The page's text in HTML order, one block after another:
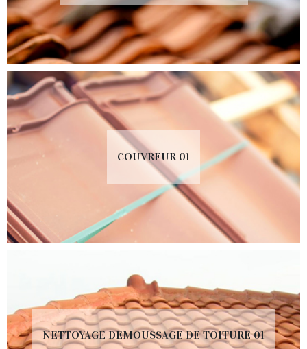
COUVREUR 01
NETTOYAGE DEMOUSSAGE DE TOITURE 01